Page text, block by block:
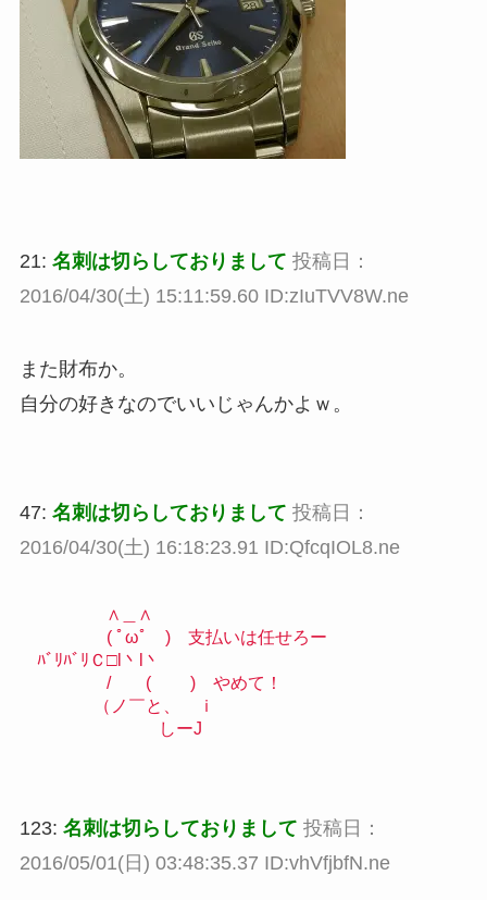
21: 名刺は切らしておりまして 投稿日：
2016/04/30(土) 15:11:59.60 ID:zIuTVV8W.ne
また財布か。
自分の好きなのでいいじゃんかよｗ。
47: 名刺は切らしておりまして 投稿日：
2016/04/30(土) 16:18:23.91 ID:QfcqIOL8.ne
∧＿∧
( ﾟωﾟ ) 支払いは任せろー
ﾊﾞﾘﾊﾞﾘＣ□l丶l丶
/ ( ) やめて！
（ノ￣と、 ｉ
しーJ
123: 名刺は切らしておりまして 投稿日：
2016/05/01(日) 03:48:35.37 ID:vhVfjbfN.ne